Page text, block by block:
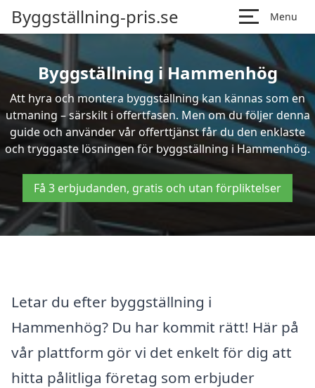
Byggställning-pris.se Menu
Byggställning i Hammenhög
Att hyra och montera byggställning kan kännas som en
utmaning – särskilt i offertfasen. Men om du följer denna
guide och använder vår offerttjänst får du den enklaste
och tryggaste lösningen för byggställning i Hammenhög.
Få 3 erbjudanden, gratis och utan förpliktelser
Letar du efter byggställning i
Hammenhög? Du har kommit rätt! Här på
vår plattform gör vi det enkelt för dig att
hitta pålitliga företag som erbjuder